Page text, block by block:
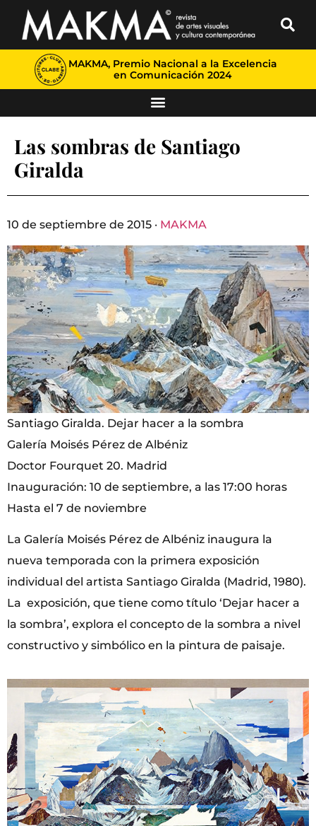
MAKMA, Premio Nacional a la Excelencia
en Comunicación 2024
Las sombras de Santiago
Giralda
10 de septiembre de 2015 · MAKMA
Santiago Giralda. Dejar hacer a la sombra
Galería Moisés Pérez de Albéniz
Doctor Fourquet 20. Madrid
Inauguración: 10 de septiembre, a las 17:00 horas
Hasta el 7 de noviembre
La Galería Moisés Pérez de Albéniz inaugura la
nueva temporada con la primera exposición
individual del artista Santiago Giralda (Madrid, 1980).
La exposición, que tiene como título ‘Dejar hacer a
la sombra’, explora el concepto de la sombra a nivel
constructivo y simbólico en la pintura de paisaje.